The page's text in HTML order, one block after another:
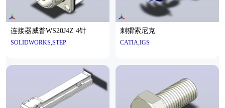
连接器威普WS20J4Z 4针
SOLIDWORKS,STEP
刺猬索尼克
CATIA,IGS